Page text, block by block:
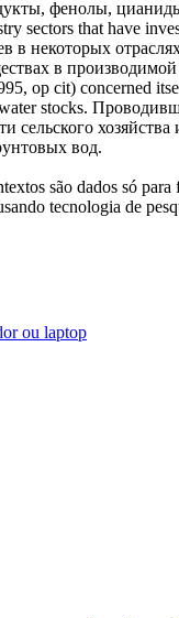
фенолы,
sectors that have
в некоторых
в
op cit) concerned
stocks.
сельского
вод.
são dados só
tecnologia de
ou laptop